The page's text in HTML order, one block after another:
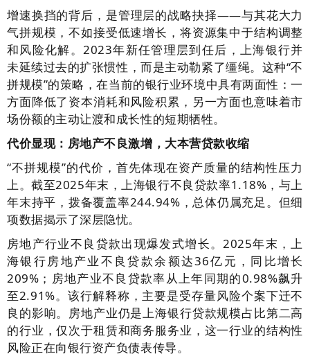
增速换挡的背后，是管理层的战略抉择——与其花大力
气拼规模，不如接受低速增长，将资源集中于结构调整
和风险化解。2023年新任管理层到任后，上海银行并
未延续过去的扩张惯性，而是主动勒紧了缰绳。这种“不
拼规模”的策略，在当前的银行业环境中具有两面性：一
方面降低了资本消耗和风险积累，另一方面也意味着市
场份额的主动让渡和成长性的短期牺牲。
代价显现：房地产不良激增，大本营贷款收缩
“不拼规模”的代价，首先体现在资产质量的结构性压力
上。截至2025年末，上海银行不良贷款率1.18%，与上
年末持平，拨备覆盖率244.94%，总体仍属充足。但细
项数据揭示了深层隐忧。
房地产行业不良贷款出现爆发式增长。2025年末，上
海银行房地产业不良贷款余额达36亿元，同比增长
209%；房地产业不良贷款率从上年同期的0.98%飙升
至2.91%。该行解释称，主要是受存量风险个案下迁不
良的影响。房地产业仍是上海银行贷款规模占比第二高
的行业，仅次于租赁和商务服务业，这一行业的结构性
风险正在向银行资产负债表传导。